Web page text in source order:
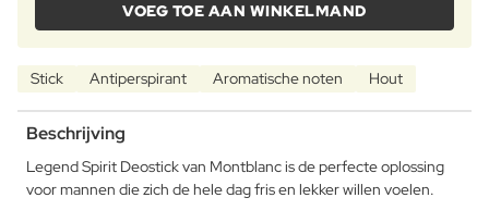
VOEG TOE AAN WINKELMAND
Stick Antiperspirant Aromatische noten Hout
Beschrijving
Legend Spirit Deostick van Montblanc is de perfecte oplossing
voor mannen die zich de hele dag fris en lekker willen voelen.